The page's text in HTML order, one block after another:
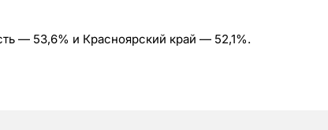
— 53,6% и Красноярский край — 52,1%.